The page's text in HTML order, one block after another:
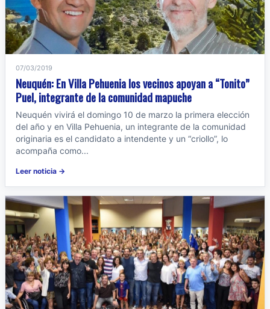
07/03/2019
Neuquén: En Villa Pehuenia los vecinos apoyan a “Tonito”
Puel, integrante de la comunidad mapuche
Neuquén vivirá el domingo 10 de marzo la primera elección
del año y en Villa Pehuenia, un integrante de la comunidad
originaria es el candidato a intendente y un “criollo”, lo
acompaña como...
Leer noticia →